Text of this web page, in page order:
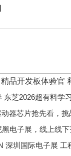
芝2026超有料学
电子展，线上线下